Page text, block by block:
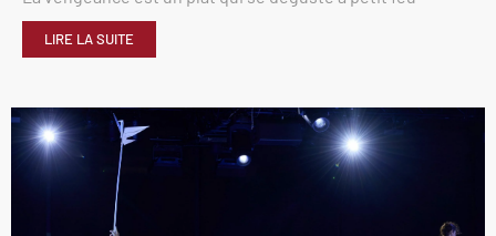
LIRE LA SUITE